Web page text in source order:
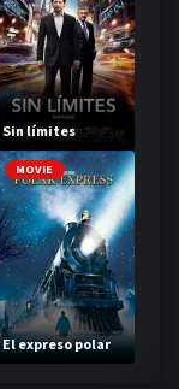
Sin límites
MOVIE
El expreso polar